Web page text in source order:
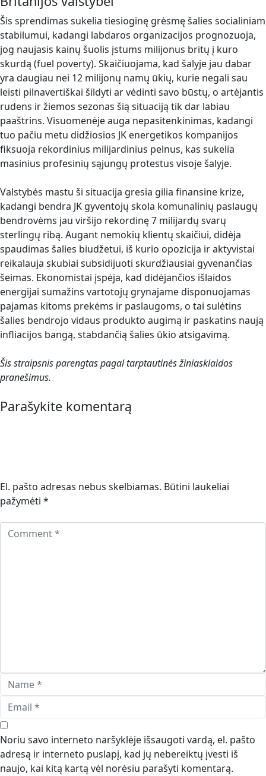
Šis sprendimas sukelia tiesioginę grėsmę šalies socialiniam
stabilumui, kadangi labdaros organizacijos prognozuoja,
jog naujasis kainų šuolis įstums milijonus britų į kuro
skurdą (fuel poverty). Skaičiuojama, kad šalyje jau dabar
yra daugiau nei 12 milijonų namų ūkių, kurie negali sau
leisti pilnavertiškai šildyti ar vėdinti savo būstų, o artėjantis
rudens ir žiemos sezonas šią situaciją tik dar labiau
paaštrins. Visuomenėje auga nepasitenkinimas, kadangi
tuo pačiu metu didžiosios JK energetikos kompanijos
fiksuoja rekordinius milijardinius pelnus, kas sukelia
masinius profesinių sąjungų protestus visoje šalyje.
Valstybės mastu ši situacija gresia gilia finansine krize,
kadangi bendra JK gyventojų skola komunalinių paslaugų
bendrovėms jau viršijo rekordinę 7 milijardų svarų
sterlingų ribą. Augant nemokių klientų skaičiui, didėja
spaudimas šalies biudžetui, iš kurio opozicija ir aktyvistai
reikalauja skubiai subsidijuoti skurdžiausiai gyvenančias
šeimas. Ekonomistai įspėja, kad didėjančios išlaidos
energijai sumažins vartotojų grynajame disponuojamas
pajamas kitoms prekėms ir paslaugoms, o tai sulėtins
šalies bendrojo vidaus produkto augimą ir paskatins naują
infliacijos bangą, stabdančią šalies ūkio atsigavimą.
Šis straipsnis parengtas pagal tarptautinės žiniasklaidos
pranešimus.
Parašykite komentarą
El. pašto adresas nebus skelbiamas. Būtini laukeliai
pažymėti *
Noriu savo interneto naršyklėje išsaugoti vardą, el. pašto
adresą ir interneto puslapį, kad jų nebereiktų įvesti iš
naujo, kai kitą kartą vėl norėsiu parašyti komentarą.